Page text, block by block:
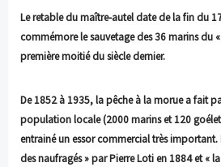
Le retable du maître-autel date de la fin du
commémore le sauvetage des 36 marins du
première moitié du siècle dernier.
De 1852 à 1935, la pêche à la morue a fait
population locale (2000 marins et 120
entrainé un essor commercial très
des naufragés » par Pierre Loti en 1884 et «